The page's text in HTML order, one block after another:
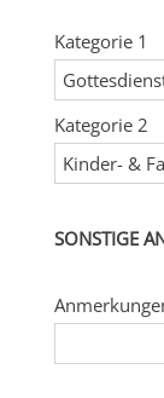
Kategorie 1
Kategorie 2
SONSTIGE